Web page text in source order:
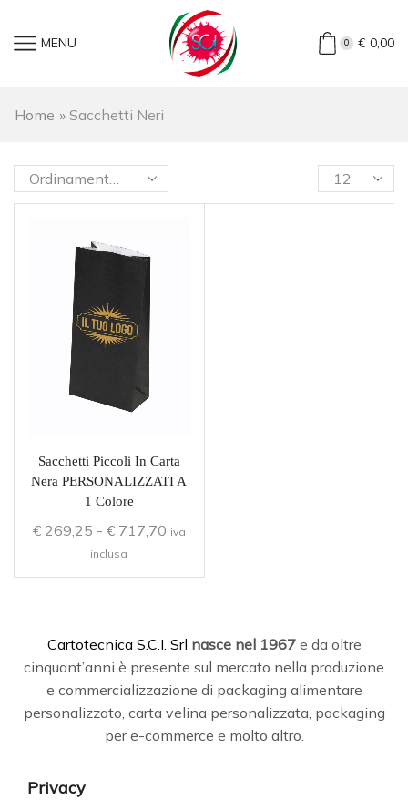
MENU 0 €0,00
Home » Sacchetti Neri
Sacchetti Piccoli In Carta
Nera PERSONALIZZATI A
1 Colore
€269,25 - €717,70 iva
inclusa
Cartotecnica S.C.I. Srl nasce nel 1967e da oltre
cinquant’anni è presente sul mercato nella produzione
e commercializzazione di packaging alimentare
personalizzato, carta velina personalizzata, packaging
per e-commerce e molto altro.
Privacy